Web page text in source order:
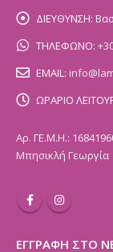
ΔΙΕΥΘΥΝΣΗ:
ΤΗΛΕΦΩΝΟ:
EMAIL:
ΩΡΑΡΙΟ
Αρ. ΓΕ.Μ.Η.:
Μπησικλή Γεωργία
ΕΓΓΡΑΦΗ ΣΤΟ